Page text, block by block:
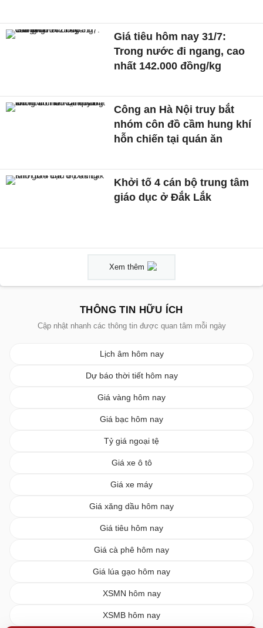
Giá tiêu hôm nay 31/7:
Trong nước đi ngang, cao
nhất 142.000 đồng/kg
Công an Hà Nội truy bắt
nhóm côn đồ cầm hung khí
hỗn chiến tại quán ăn
Khởi tố 4 cán bộ trung tâm
giáo dục ở Đắk Lắk
Xem thêm
THÔNG TIN HỮU ÍCH
Cập nhật nhanh các thông tin được quan tâm mỗi ngày
Lịch âm hôm nay
Dự báo thời tiết hôm nay
Giá vàng hôm nay
Giá bạc hôm nay
Tỷ giá ngoại tệ
Giá xe ô tô
Giá xe máy
Giá xăng dầu hôm nay
Giá tiêu hôm nay
Giá cà phê hôm nay
Giá lúa gạo hôm nay
XSMN hôm nay
XSMB hôm nay